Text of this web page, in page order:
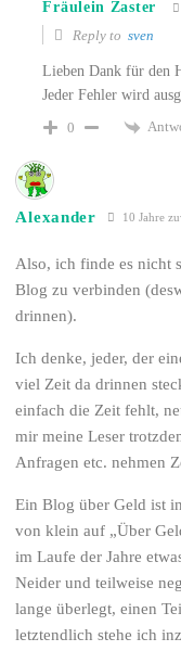
Fräulein Zaster
Reply tosven
Lieben Dank für den
Jeder Fehler wird
0
Alexander 10 Jahre
Also, ich finde es nicht
Blog zu verbinden
drinnen).
Ich denke, jeder, der
viel Zeit da drinnen
einfach die Zeit fehlt,
mir meine Leser
Anfragen etc. nehmen
Ein Blog über Geld ist
von klein auf „Über
im Laufe der Jahre
Neider und teilweise
lange überlegt, einen
letztendlich stehe ich